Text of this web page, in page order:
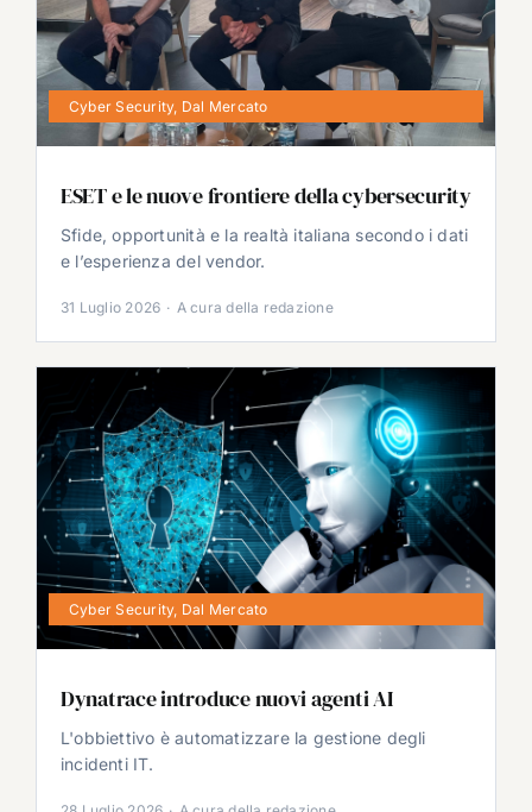
Cyber Security, Dal Mercato
ESET e le nuove frontiere della cybersecurity
Sfide, opportunità e la realtà italiana secondo i dati
e l’esperienza del vendor.
31 Luglio 2026 · A cura della redazione
Cyber Security, Dal Mercato
Dynatrace introduce nuovi agenti AI
L'obbiettivo è automatizzare la gestione degli
incidenti IT.